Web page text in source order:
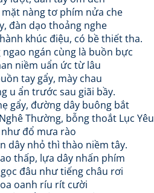
nàng tơ phím nửa che
đàn dạo thoảng nghe
khúc điệu, có bề thiết tha.
ngán cùng là buồn bực
niềm uẩn ức từ lâu
tay gẩy, mày chau
u ẩn trước sau giãi bầy.
gẩy, đường dây buông bắt
Thường, bỗng thoắt Lục Yêu
đổ mưa rào
dây nhỏ thì thào niềm tây.
thấp, lựa dây nhấn phím
đâu như tiếng châu rơi
oanh ríu rít cười